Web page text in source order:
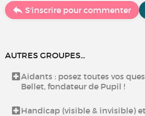
S'inscrire pour commenter
AUTRES GROUPES...
Aidants : posez toutes vos
Bellet, fondateur de Pupil !
Handicap (visible & invisible)